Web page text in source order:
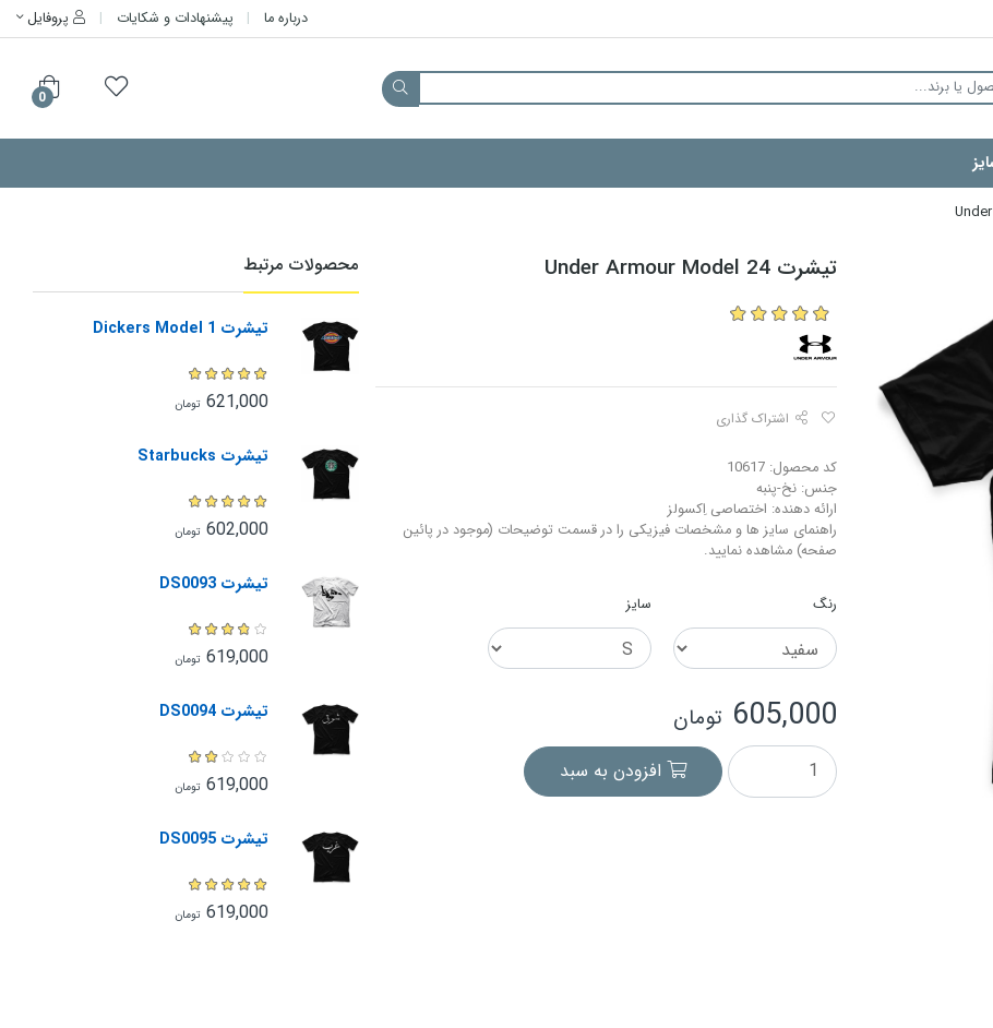
پروفایل درباره ما پیشنهادات و شکایات
0
تیشرت Under Armour Model 24
اشتراک گذاری
کد محصول: 10617
جنس: نخ-پنبه
ارائه دهنده: اختصاصی اِکسولز
راهنمای سایز ها و مشخصات فیزیکی را در قسمت توضیحات (موجود در پائین
صفحه) مشاهده نمایید.
رنگ سایز
605,000 تومان
افزودن به سبد
محصولات مرتبط
تیشرت Dickers Model 1
621,000 تومان
تیشرت Starbucks
602,000 تومان
تیشرت DS0093
619,000 تومان
تیشرت DS0094
619,000 تومان
تیشرت DS0095
619,000 تومان